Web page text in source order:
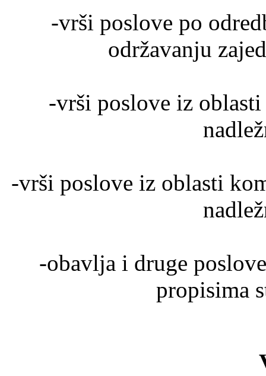
-vrši poslove po
održavanju
-vrši poslove iz
-vrši poslove iz oblasti
-obavlja i druge
propisima